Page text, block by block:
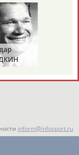
inform@infosport.ru